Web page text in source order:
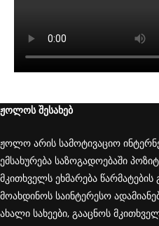
ჟოლოს შესახებ
ჟოლო არის სამოტივაციო
ემსახურება საზოგადოებაში
მკითხველს ეხმარება
მოახდინოს საინტერესო
ახალი სახეები, გააცნოს